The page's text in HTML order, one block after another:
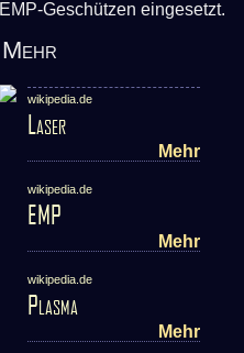
EMP-Geschützen eingesetzt.
Mehr
wikipedia.de
Laser
Mehr
wikipedia.de
EMP
Mehr
wikipedia.de
Plasma
Mehr